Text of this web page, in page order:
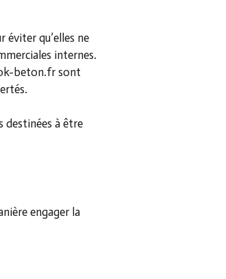
éviter qu’elles ne
internes.
beton.fr sont
destinées à être
engager la